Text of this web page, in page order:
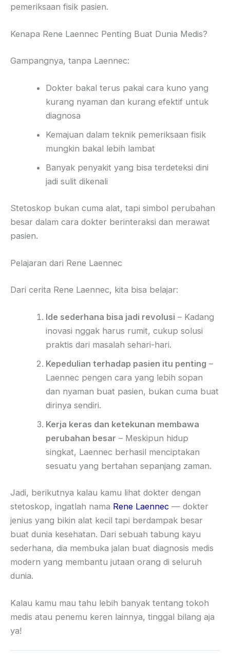
pemeriksaan fisik pasien.
Kenapa Rene Laennec Penting Buat Dunia Medis?
Gampangnya, tanpa Laennec:
Dokter bakal terus pakai cara kuno yang
kurang nyaman dan kurang efektif untuk
diagnosa
Kemajuan dalam teknik pemeriksaan fisik
mungkin bakal lebih lambat
Banyak penyakit yang bisa terdeteksi dini
jadi sulit dikenali
Stetoskop bukan cuma alat, tapi simbol perubahan
besar dalam cara dokter berinteraksi dan merawat
pasien.
Pelajaran dari Rene Laennec
Dari cerita Rene Laennec, kita bisa belajar:
Ide sederhana bisa jadi revolusi – Kadang
inovasi nggak harus rumit, cukup solusi
praktis dari masalah sehari-hari.
Kepedulian terhadap pasien itu penting –
Laennec pengen cara yang lebih sopan
dan nyaman buat pasien, bukan cuma buat
dirinya sendiri.
Kerja keras dan ketekunan membawa
perubahan besar – Meskipun hidup
singkat, Laennec berhasil menciptakan
sesuatu yang bertahan sepanjang zaman.
Jadi, berikutnya kalau kamu lihat dokter dengan
stetoskop, ingatlah nama Rene Laennec — dokter
jenius yang bikin alat kecil tapi berdampak besar
buat dunia kesehatan. Dari sebuah tabung kayu
sederhana, dia membuka jalan buat diagnosis medis
modern yang membantu jutaan orang di seluruh
dunia.
Kalau kamu mau tahu lebih banyak tentang tokoh
medis atau penemu keren lainnya, tinggal bilang aja
ya!